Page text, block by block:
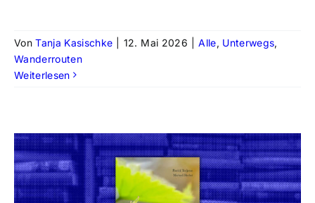
VonTanja Kasischke 12. Mai 2026 Alle, Unterwegs,
Wanderrouten
Weiterlesen